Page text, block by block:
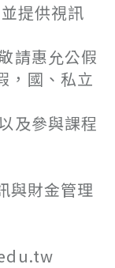
提供視訊
請惠允公假
，國、私立
及參與課程
財金管理